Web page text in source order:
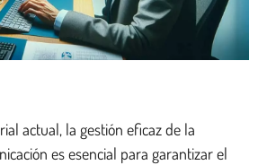
actual, la gestión eficaz de la
es esencial para garantizar el